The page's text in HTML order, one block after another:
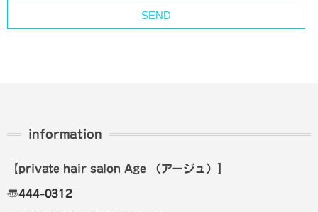
information
【private hair salon Age （アージュ） 】
〠444-0312